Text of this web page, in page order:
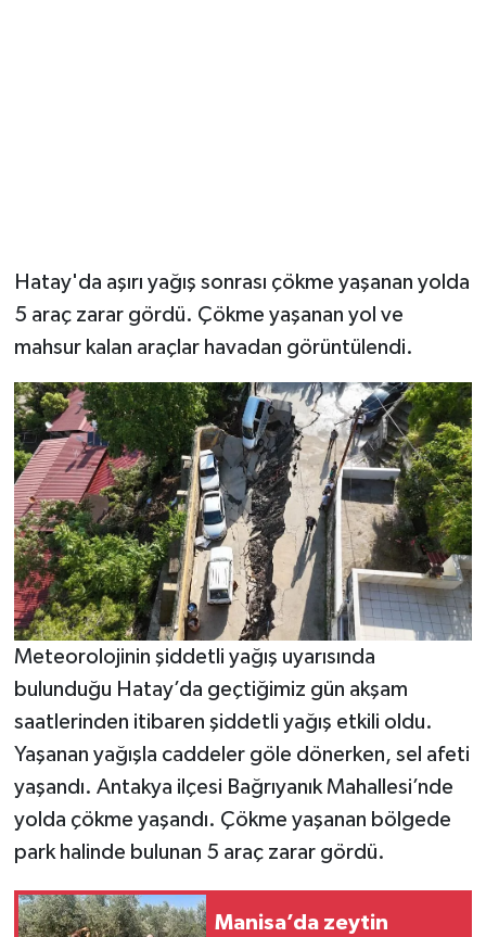
Hatay'da aşırı yağış sonrası çökme yaşanan yolda
5 araç zarar gördü. Çökme yaşanan yol ve
mahsur kalan araçlar havadan görüntülendi.
Meteorolojinin şiddetli yağış uyarısında
bulunduğu Hatay’da geçtiğimiz gün akşam
saatlerinden itibaren şiddetli yağış etkili oldu.
Yaşanan yağışla caddeler göle dönerken, sel afeti
yaşandı. Antakya ilçesi Bağrıyanık Mahallesi’nde
yolda çökme yaşandı. Çökme yaşanan bölgede
park halinde bulunan 5 araç zarar gördü.
Manisa’da zeytin